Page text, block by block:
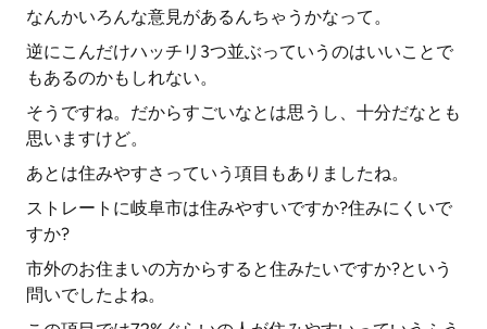
なんかいろんな意見があるんちゃうかなって。
逆にこんだけハッチリ3つ並ぶっていうのはいいことで
もあるのかもしれない。
そうですね。だからすごいなとは思うし、十分だなとも
思いますけど。
あとは住みやすさっていう項目もありましたね。
ストレートに岐阜市は住みやすいですか?住みにくいで
すか?
市外のお住まいの方からすると住みたいですか?という
問いでしたよね。